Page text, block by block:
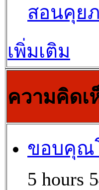
สอนคุย
เพิ่มเติม
ความคิดเ
ขอบคุณ
5 hours